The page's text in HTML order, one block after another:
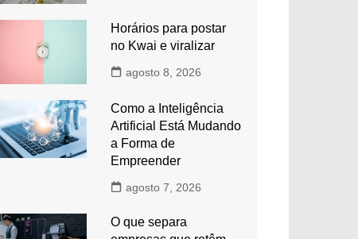
Horários para postar
no Kwai e viralizar
agosto 8, 2026
Como a Inteligência
Artificial Está Mudando
a Forma de
Empreender
agosto 7, 2026
O que separa